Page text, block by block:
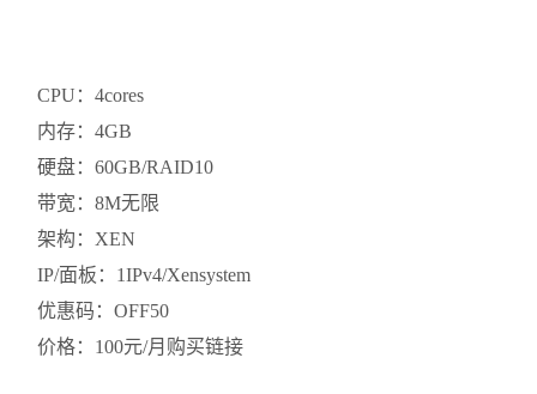
CPU：4cores
内存：4GB
硬盘：60GB/RAID10
带宽：8M无限
架构：XEN
IP/面板：1IPv4/Xensystem
优惠码：OFF50
价格：100元/月购买链接